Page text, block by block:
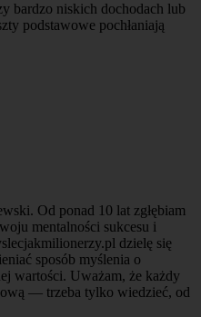
bardzo niskich dochodach lub
podstawowe pochłaniają
Od ponad 10 lat zgłębiam
mentalności sukcesu i
dzielę się
sposób myślenia o
wartości. Uważam, że każdy
— trzeba tylko wiedzieć, od